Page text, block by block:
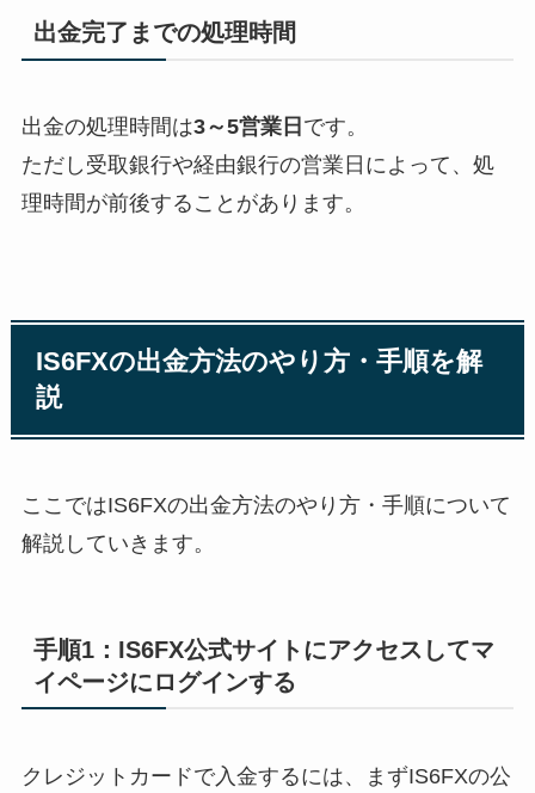
出金完了までの処理時間
出金の処理時間は3～5営業日 です。
ただし受取銀行や経由銀行の営業日によって、処
理時間が前後することがあります。
IS6FXの出金方法のやり方・手順を解
説
ここではIS6FXの出金方法のやり方・手順について
解説していきます。
手順1：IS6FX公式サイトにアクセスしてマ
イページにログインする
クレジットカードで入金するには、まずIS6FXの公